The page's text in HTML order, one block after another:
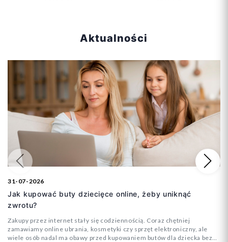
Aktualności
31-07-2026
Jak kupować buty dziecięce online, żeby uniknąć
zwrotu?
Zakupy przez internet stały się codziennością. Coraz chętniej
zamawiamy online ubrania, kosmetyki czy sprzęt elektroniczny, ale
wiele osób nadal ma obawy przed kupowaniem butów dla dziecka bez
Poprzedni